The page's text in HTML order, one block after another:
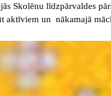
Skolēnu līdzpārvaldes
aktīviem un nākamajā